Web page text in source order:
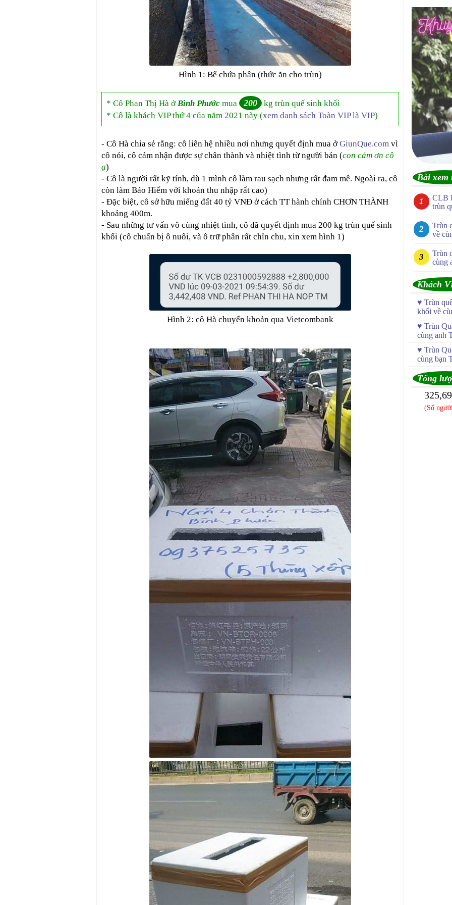
Hình 1: Bể chứa phân (thức ăn cho trùn)
* Cô Phan Thị Hà ởBình Phước mua 200
kg trùn quế sinh khối
* Cô là khách VIP thứ 4 của năm 2021 này (xem danh sách Toàn VIP là VIP)
- Cô Hà chia sẻ rằng: cô liên hệ nhiều nơi nhưng quyết định mua ởGiunQue.com vì
cô nói, cô cảm nhận được sự chân thành và nhiệt tình từ người bán (con cảm ơn cô
ạ)
- Cô là người rất kỹ tính, dù 1 mình cô làm rau sạch nhưng rất đam mê. Ngoài ra, cô
còn làm Bảo Hiểm với khoản thu nhập rất cao)
- Đặc biệt, cô sở hữu miếng đất 40 tỷ VNĐ ở cách TT hành chính CHƠN THÀNH
khoảng 400m.
- Sau những tư vấn vô cùng nhiệt tình, cô đã quyết định mua 200 kg trùn quế sinh
khối (cô chuẩn bị ô nuôi, và ô trữ phân rất chỉn chu, xin xem hình 1)
Hình 2: cô Hà chuyển khoản qua Vietcombank
Bài xem
CLB
trùn
Trùn
về
Trùn
cùng
Khách
♥ Trùn
khối về
♥ Trùn
cùng anh
♥ Trùn
cùng bạn
Tổng
(Số